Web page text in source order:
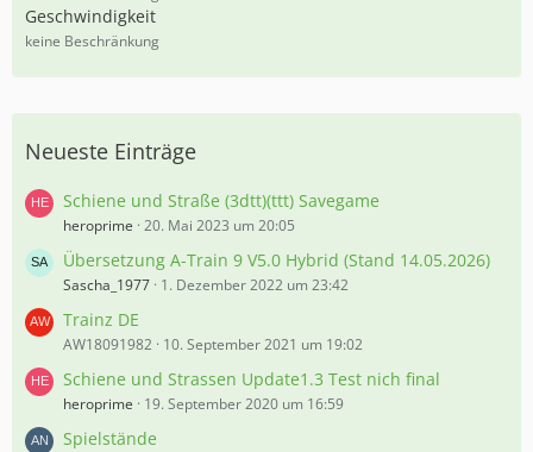
5
%
Geschwindigkeit
keine Beschränkung
Neueste Einträge
Schiene und Straße (3dtt)(ttt) Savegame
heroprime 20. Mai 2023 um 20:05
Übersetzung A-Train 9 V5.0 Hybrid (Stand 14.05.2026)
Sascha_1977 1. Dezember 2022 um 23:42
Trainz DE
AW18091982 10. September 2021 um 19:02
Schiene und Strassen Update1.3 Test nich final
heroprime 19. September 2020 um 16:59
Spielstände